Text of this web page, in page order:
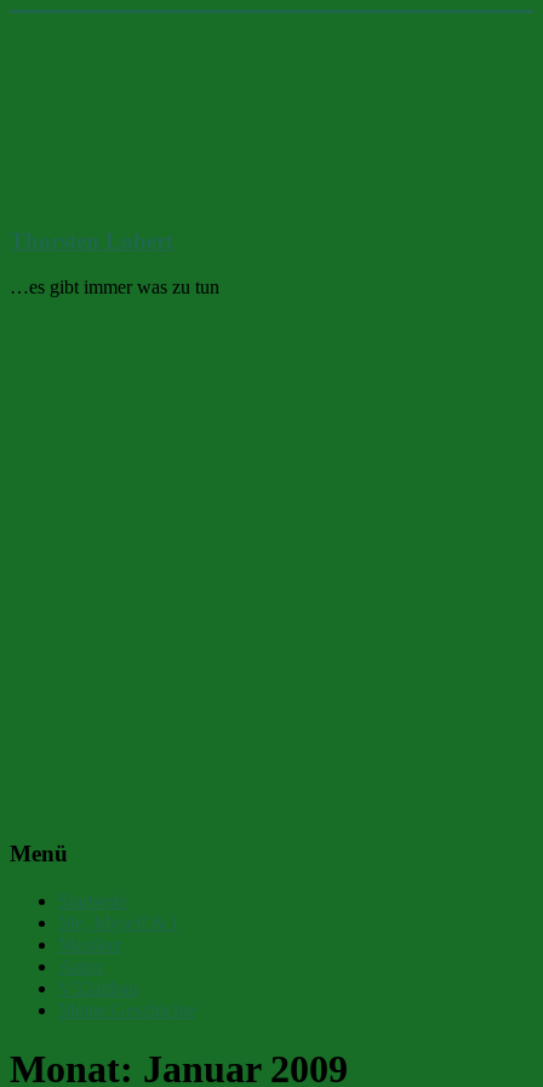
Thorsten Lobert
…es gibt immer was zu tun
Menü
Startseite
Me, Myself & I
Musiker
Autor
V32altbau
Meine Geschichte
Monat: Januar 2009